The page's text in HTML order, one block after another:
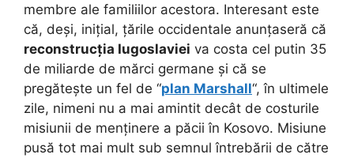
membre ale familiilor acestora. Interesant este
că, deși, inițial, țările occidentale anunțaseră că
reconstrucția Iugoslaviei va costa cel putin 35
de miliarde de mărci germane și că se
pregătește un fel de “plan Marshall“, în ultimele
zile, nimeni nu a mai amintit decât de costurile
misiunii de menținere a păcii în Kosovo. Misiune
pusă tot mai mult sub semnul întrebării de către